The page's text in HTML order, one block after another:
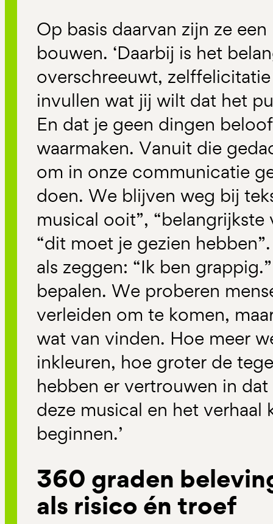
Op basis daarvan zijn ze
bouwen. ‘Daarbij is het
overschreeuwt,
invullen wat jij wilt dat het
En dat je geen dingen
waarmaken. Vanuit die
om in onze communicatie
doen. We blijven weg bij
musical ooit”,
“dit moet je gezien
als zeggen: “Ik ben
bepalen. We proberen
verleiden om te komen,
wat van vinden. Hoe meer
inkleuren, hoe groter de
hebben er vertrouwen in
deze musical en het
beginnen.’
360 graden
als risico én troef